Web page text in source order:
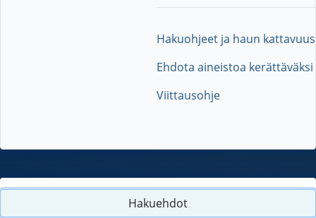
Hakuohjeet ja haun kattavuus
Ehdota aineistoa kerättäväksi
Viittausohje
Hakuehdot